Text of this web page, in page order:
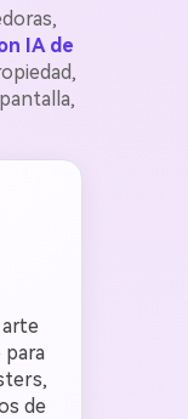
IA de
para
de